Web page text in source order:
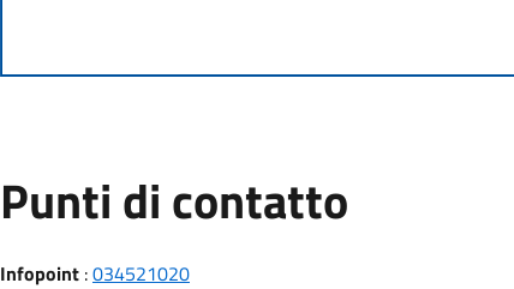
Punti di contatto
Infopoint:034521020